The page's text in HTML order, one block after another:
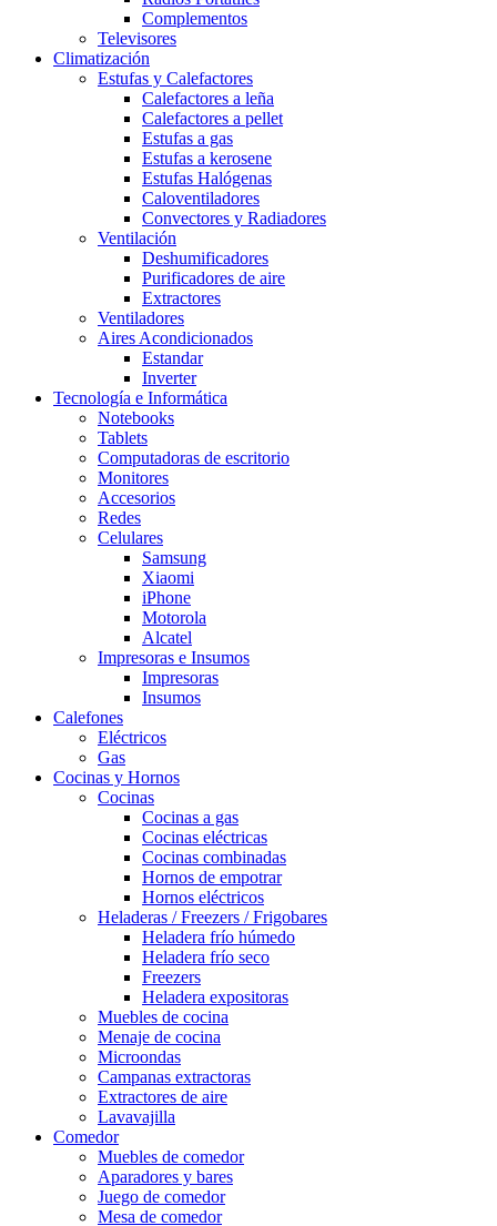
Complementos
Televisores
Climatización
Estufas y Calefactores
Calefactores a leña
Calefactores a pellet
Estufas a gas
Estufas a kerosene
Estufas Halógenas
Caloventiladores
Convectores y Radiadores
Ventilación
Deshumificadores
Purificadores de aire
Extractores
Ventiladores
Aires Acondicionados
Estandar
Inverter
Tecnología e Informática
Notebooks
Tablets
Computadoras de escritorio
Monitores
Accesorios
Redes
Celulares
Samsung
Xiaomi
iPhone
Motorola
Alcatel
Impresoras e Insumos
Impresoras
Insumos
Calefones
Eléctricos
Gas
Cocinas y Hornos
Cocinas
Cocinas a gas
Cocinas eléctricas
Cocinas combinadas
Hornos de empotrar
Hornos eléctricos
Heladeras / Freezers / Frigobares
Heladera frío húmedo
Heladera frío seco
Freezers
Heladera expositoras
Muebles de cocina
Menaje de cocina
Microondas
Campanas extractoras
Extractores de aire
Lavavajilla
Comedor
Muebles de comedor
Aparadores y bares
Juego de comedor
Mesa de comedor